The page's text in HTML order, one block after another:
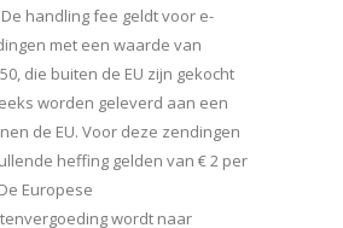
handling fee geldt voor e-
met een waarde van
die buiten de EU zijn gekocht
worden geleverd aan een
de EU. Voor deze zendingen
heffing gelden van € 2 per
Europese
wordt naar